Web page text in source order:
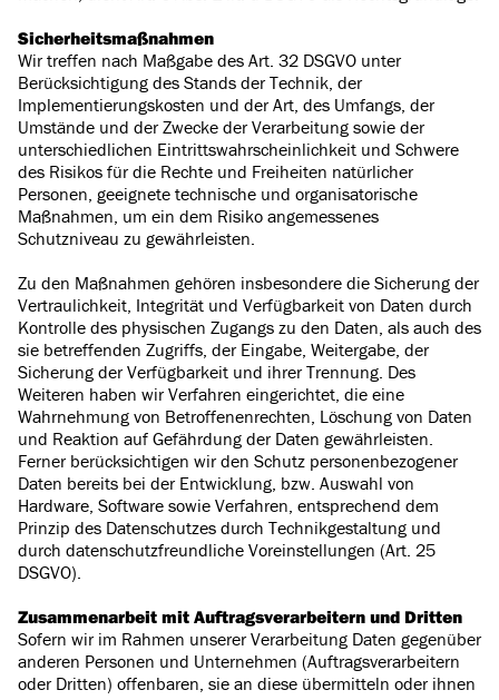
Sicherheitsmaßnahmen
Wir treffen nach Maßgabe des Art. 32 DSGVO unter
Berücksichtigung des Stands der Technik, der
Implementierungskosten und der Art, des Umfangs, der
Umstände und der Zwecke der Verarbeitung sowie der
unterschiedlichen Eintrittswahrscheinlichkeit und Schwere
des Risikos für die Rechte und Freiheiten natürlicher
Personen, geeignete technische und organisatorische
Maßnahmen, um ein dem Risiko angemessenes
Schutzniveau zu gewährleisten.
Zu den Maßnahmen gehören insbesondere die Sicherung der
Vertraulichkeit, Integrität und Verfügbarkeit von Daten durch
Kontrolle des physischen Zugangs zu den Daten, als auch des
sie betreffenden Zugriffs, der Eingabe, Weitergabe, der
Sicherung der Verfügbarkeit und ihrer Trennung. Des
Weiteren haben wir Verfahren eingerichtet, die eine
Wahrnehmung von Betroffenenrechten, Löschung von Daten
und Reaktion auf Gefährdung der Daten gewährleisten.
Ferner berücksichtigen wir den Schutz personenbezogener
Daten bereits bei der Entwicklung, bzw. Auswahl von
Hardware, Software sowie Verfahren, entsprechend dem
Prinzip des Datenschutzes durch Technikgestaltung und
durch datenschutzfreundliche Voreinstellungen (Art. 25
DSGVO).
Zusammenarbeit mit Auftragsverarbeitern und Dritten
Sofern wir im Rahmen unserer Verarbeitung Daten gegenüber
anderen Personen und Unternehmen (Auftragsverarbeitern
oder Dritten) offenbaren, sie an diese übermitteln oder ihnen